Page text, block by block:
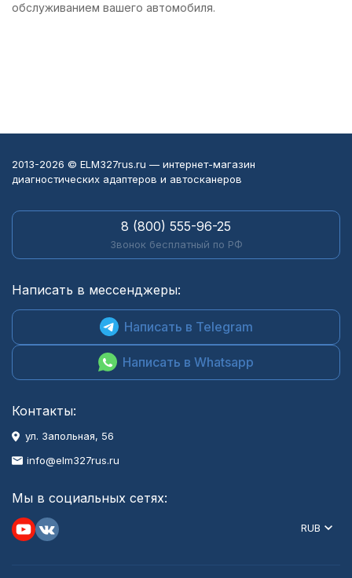
обслуживанием вашего автомобиля.
2013-2026 © ELM327rus.ru — интернет-магазин
диагностических адаптеров и автосканеров
8 (800) 555-96-25
Звонок бесплатный по РФ
Написать в мессенджеры:
Написать в Telegram
Написать в Whatsapp
Контакты:
ул. Запольная, 56
info@elm327rus.ru
Мы в социальных сетях:
RUB